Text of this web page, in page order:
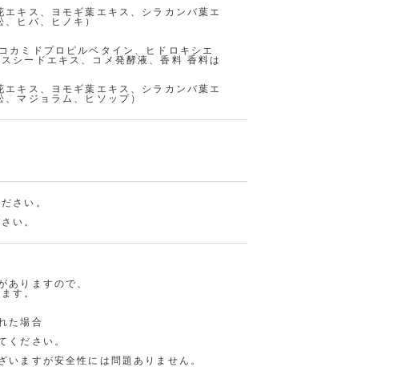
キス、ヨモギ葉エキス、シラカンバ葉エ
ヒバ、ヒノキ）
カミドプロピルベタイン、ヒドロキシエ
シードエキス、コメ発酵液、香料 香料は
キス、ヨモギ葉エキス、シラカンバ葉エ
マジョラム、ヒソップ）
さい。
い。
ありますので、
す。
た場合
ください。
ますが安全性には問題ありません。